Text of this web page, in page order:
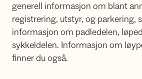
generell informasjon om blant
registrering, utstyr, og parkering,
informasjon om padledelen,
sykkeldelen. Informasjon om
finner du også.